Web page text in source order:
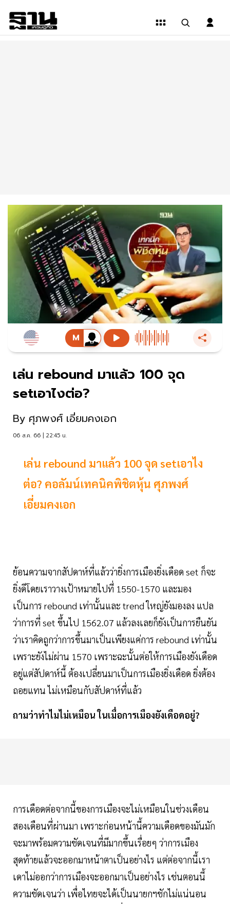
เล่น rebound มาแล้ว 100 จุด
setเอาไงต่อ?
By ศุภพงศ์ เอี่ยมคงเอก
06 ส.ค. 66 | 22:45 น.
เล่น rebound มาแล้ว 100 จุด setเอาไง
ต่อ? คอลัมน์เทคนิคพิชิตหุ้น ศุภพงศ์
เอี่ยมคงเอก
ย้อนความจากสัปดาห์ที่แล้วว่ายิ่งการเมืองยิ่งเดือด set ก็จะ
ยิ่งดีโดยเราวางเป้าหมายไปที่ 1550-1570 และมอง
เป็นการ rebound เท่านั้นและ trend ใหญ่ยังมองลง แปล
ว่าการที่ set ขึ้นไป 1562.07 แล้วลงเลยก็ยังเป็นการยืนยัน
ว่าเราคิดถูกว่าการขึ้นมาเป็นเพียงแค่การ rebound เท่านั้น
เพราะยังไม่ผ่าน 1570 เพราะฉะนั้นต่อให้การเมืองยังเดือด
อยู่แต่สัปดาห์นี้ ต้องเปลี่ยนมาเป็นการเมืองยิ่งเดือด ยิ่งต้อง
ถอยแทน ไม่เหมือนกับสัปดาห์ที่แล้ว
ถามว่าทำไมไม่เหมือน ในเมื่อการเมืองยังเดือดอยู่?
การเดือดต่อจากนี้ของการเมืองจะไม่เหมือนในช่วงเดือน
สองเดือนที่ผ่านมา เพราะก่อนหน้านี้ความเดือดของมันมัก
จะมาพร้อมความชัดเจนที่มีมากขึ้นเรื่อยๆ ว่าการเมือง
สุดท้ายแล้วจะออกมาหน้าตาเป็นอย่างไร แต่ต่อจากนี้เรา
เดาไม่ออกว่าการเมืองจะออกมาเป็นอย่างไร เช่นตอนนี้
ความชัดเจนว่า เพื่อไทยจะได้เป็นนายกฯชักไม่แน่นอน